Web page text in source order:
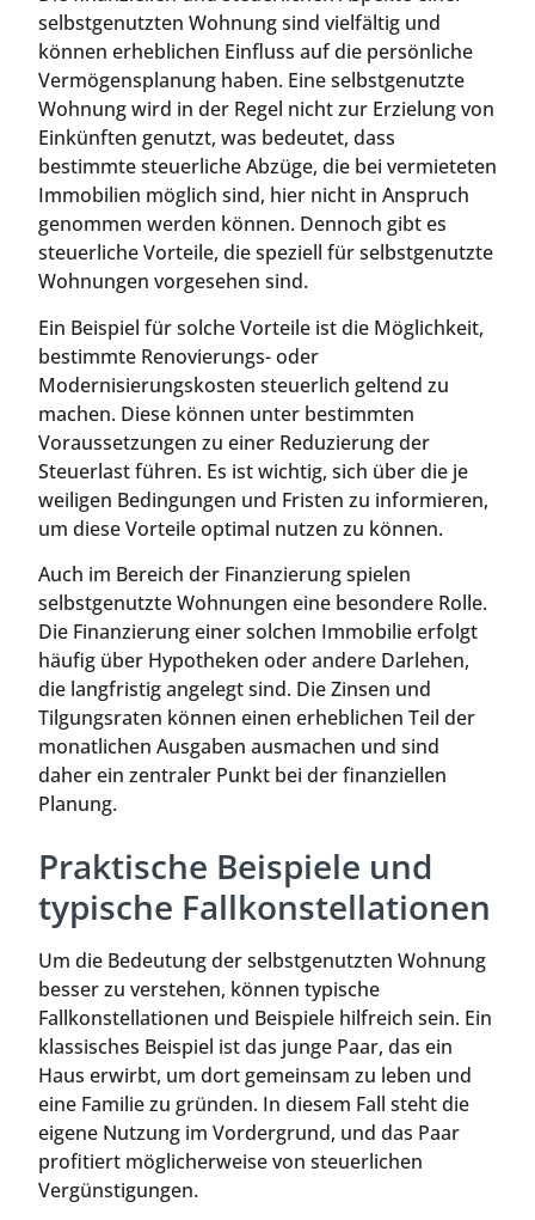
selbstgenutzten Wohnung sind vielfältig und
können erheblichen Einfluss auf die persönliche
Vermögensplanung haben. Eine selbstgenutzte
Wohnung wird in der Regel nicht zur Erzielung von
Einkünften genutzt, was bedeutet, dass
bestimmte steuerliche Abzüge, die bei vermieteten
Immobilien möglich sind, hier nicht in Anspruch
genommen werden können. Dennoch gibt es
steuerliche Vorteile, die speziell für selbstgenutzte
Wohnungen vorgesehen sind.
Ein Beispiel für solche Vorteile ist die Möglichkeit,
bestimmte Renovierungs- oder
Modernisierungskosten steuerlich geltend zu
machen. Diese können unter bestimmten
Voraussetzungen zu einer Reduzierung der
Steuerlast führen. Es ist wichtig, sich über die je
weiligen Bedingungen und Fristen zu informieren,
um diese Vorteile optimal nutzen zu können.
Auch im Bereich der Finanzierung spielen
selbstgenutzte Wohnungen eine besondere Rolle.
Die Finanzierung einer solchen Immobilie erfolgt
häufig über Hypotheken oder andere Darlehen,
die langfristig angelegt sind. Die Zinsen und
Tilgungsraten können einen erheblichen Teil der
monatlichen Ausgaben ausmachen und sind
daher ein zentraler Punkt bei der finanziellen
Planung.
Praktische Beispiele und
typische Fallkonstellationen
Um die Bedeutung der selbstgenutzten Wohnung
besser zu verstehen, können typische
Fallkonstellationen und Beispiele hilfreich sein. Ein
klassisches Beispiel ist das junge Paar, das ein
Haus erwirbt, um dort gemeinsam zu leben und
eine Familie zu gründen. In diesem Fall steht die
eigene Nutzung im Vordergrund, und das Paar
profitiert möglicherweise von steuerlichen
Vergünstigungen.